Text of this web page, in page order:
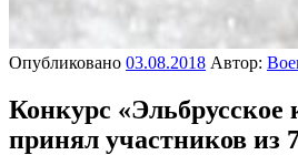
Опубликовано 03.08.2018 Автор:
Конкурс «Эльбрусское
принял участников из